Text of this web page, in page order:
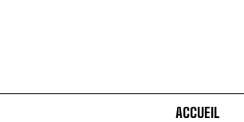
ACCUEIL